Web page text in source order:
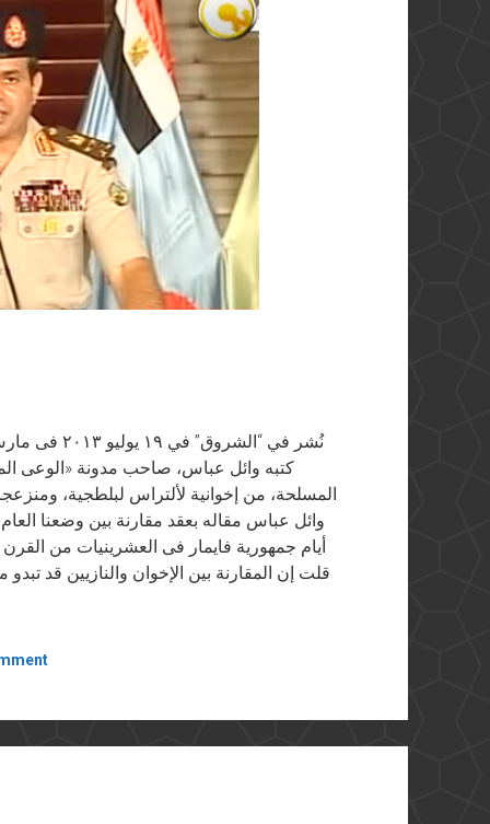
نُشر في
كتبه وائل عباس، صاحب مدونة «الوعى
المسلحة، من إخوانية لألتراس لبلطجية،
وائل عباس مقاله بعقد مقارنة بين وضعنا
أيام جمهورية فايمار فى العشرينيات من
قلت إن المقارنة بين الإخوان والنازيين قد